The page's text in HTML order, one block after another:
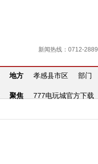
新闻热线：0712-
地方 孝感县市区 部门
聚焦 777电玩城官方下载